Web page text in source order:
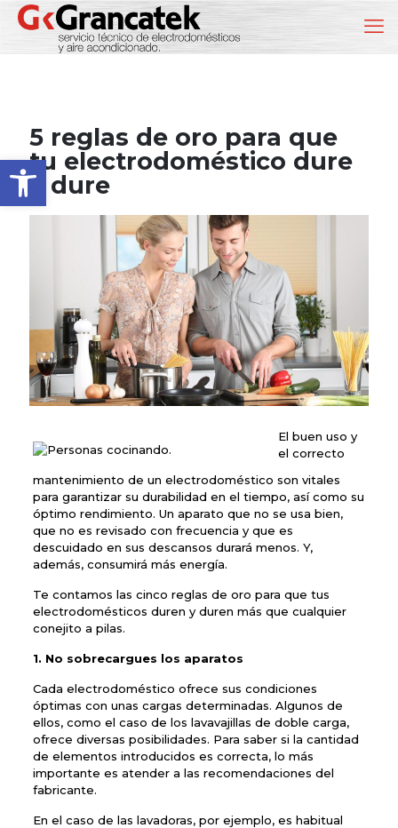
Abrir barra de herramientas
5 reglas de oro para que
tu electrodoméstico dure
y dure
El buen uso y
el correcto
mantenimiento de un electrodoméstico son vitales
para garantizar su durabilidad en el tiempo, así como su
óptimo rendimiento. Un aparato que no se usa bien,
que no es revisado con frecuencia y que es
descuidado en sus descansos durará menos. Y,
además, consumirá más energía.
Te contamos las cinco reglas de oro para que tus
electrodomésticos duren y duren más que cualquier
conejito a pilas.
1. No sobrecargues los aparatos
Cada electrodoméstico ofrece sus condiciones
óptimas con unas cargas determinadas. Algunos de
ellos, como el caso de los lavavajillas de doble carga,
ofrece diversas posibilidades. Para saber si la cantidad
de elementos introducidos es correcta, lo más
importante es atender a las recomendaciones del
fabricante.
En el caso de las lavadoras, por ejemplo, es habitual